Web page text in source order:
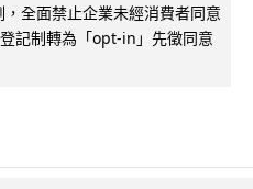
全面禁止企業未經消費者同意
記制轉為「opt-in」先徵同意